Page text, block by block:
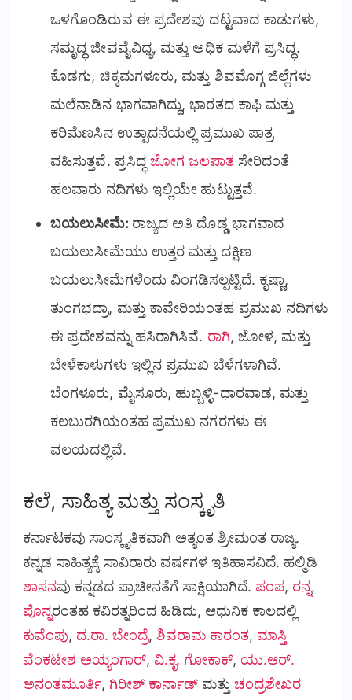
ಒಳಗೊಂಡಿರುವ ಈ ಪ್ರದೇಶವು ದಟ್ಟವಾದ ಕಾಡುಗಳು,
ಸಮೃದ್ಧ ಜೀವವೈವಿಧ್ಯ, ಮತ್ತು ಅಧಿಕ ಮಳೆಗೆ ಪ್ರಸಿದ್ಧ.
ಕೊಡಗು, ಚಿಕ್ಕಮಗಳೂರು, ಮತ್ತು ಶಿವಮೊಗ್ಗ ಜಿಲ್ಲೆಗಳು
ಮಲೆನಾಡಿನ ಭಾಗವಾಗಿದ್ದು, ಭಾರತದ ಕಾಫಿ ಮತ್ತು
ಕರಿಮೆಣಸಿನ ಉತ್ಪಾದನೆಯಲ್ಲಿ ಪ್ರಮುಖ ಪಾತ್ರ
ವಹಿಸುತ್ತವೆ. ಪ್ರಸಿದ್ಧಜೋಗ ಜಲಪಾತ ಸೇರಿದಂತೆ
ಹಲವಾರು ನದಿಗಳು ಇಲ್ಲಿಯೇ ಹುಟ್ಟುತ್ತವೆ.
ಬಯಲುಸೀಮೆ: ರಾಜ್ಯದ ಅತಿ ದೊಡ್ಡ ಭಾಗವಾದ
ಬಯಲುಸೀಮೆಯು ಉತ್ತರ ಮತ್ತು ದಕ್ಷಿಣ
ಬಯಲುಸೀಮೆಗಳೆಂದು ವಿಂಗಡಿಸಲ್ಪಟ್ಟಿದೆ. ಕೃಷ್ಣಾ,
ತುಂಗಭದ್ರಾ, ಮತ್ತು ಕಾವೇರಿಯಂತಹ ಪ್ರಮುಖ ನದಿಗಳು
ಈ ಪ್ರದೇಶವನ್ನು ಹಸಿರಾಗಿಸಿವೆ. ರಾಗಿ, ಜೋಳ, ಮತ್ತು
ಬೇಳೆಕಾಳುಗಳು ಇಲ್ಲಿನ ಪ್ರಮುಖ ಬೆಳೆಗಳಾಗಿವೆ.
ಬೆಂಗಳೂರು, ಮೈಸೂರು, ಹುಬ್ಬಳ್ಳಿ-ಧಾರವಾಡ, ಮತ್ತು
ಕಲಬುರಗಿಯಂತಹ ಪ್ರಮುಖ ನಗರಗಳು ಈ
ವಲಯದಲ್ಲಿವೆ.
ಕಲೆ, ಸಾಹಿತ್ಯ ಮತ್ತು ಸಂಸ್ಕೃತಿ
ಕರ್ನಾಟಕವು ಸಾಂಸ್ಕೃತಿಕವಾಗಿ ಅತ್ಯಂತ ಶ್ರೀಮಂತ ರಾಜ್ಯ.
ಕನ್ನಡ ಸಾಹಿತ್ಯಕ್ಕೆ ಸಾವಿರಾರು ವರ್ಷಗಳ ಇತಿಹಾಸವಿದೆ. ಹಲ್ಮಿಡಿ
ಶಾಸನವು ಕನ್ನಡದ ಪ್ರಾಚೀನತೆಗೆ ಸಾಕ್ಷಿಯಾಗಿದೆ. ಪಂಪ, ರನ್ನ,
ಪೊನ್ನರಂತಹ ಕವಿರತ್ನರಿಂದ ಹಿಡಿದು, ಆಧುನಿಕ ಕಾಲದಲ್ಲಿ
ಕುವೆಂಪು, ದ.ರಾ. ಬೇಂದ್ರೆ, ಶಿವರಾಮ ಕಾರಂತ, ಮಾಸ್ತಿ
ವೆಂಕಟೇಶ ಅಯ್ಯಂಗಾರ್, ವಿ.ಕೃ. ಗೋಕಾಕ್, ಯು.ಆರ್.
ಅನಂತಮೂರ್ತಿ, ಗಿರೀಶ್ ಕಾರ್ನಾಡ್ ಮತ್ತು ಚಂದ್ರಶೇಖರ